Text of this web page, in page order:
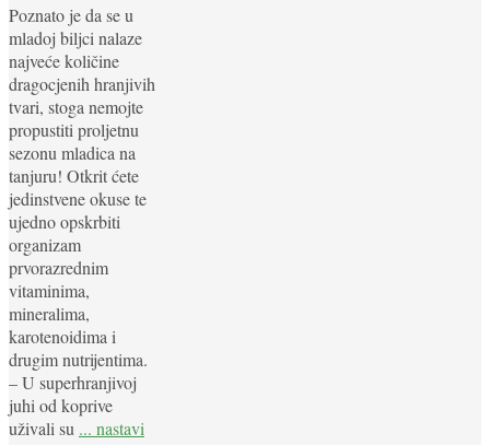
Poznato je da se u
mladoj biljci nalaze
najveće količine
dragocjenih hranjivih
tvari, stoga nemojte
propustiti proljetnu
sezonu mladica na
tanjuru! Otkrit ćete
jedinstvene okuse te
ujedno opskrbiti
organizam
prvorazrednim
vitaminima,
mineralima,
karotenoidima i
drugim nutrijentima.
– U superhranjivoj
juhi od koprive
uživali su ... nastavi